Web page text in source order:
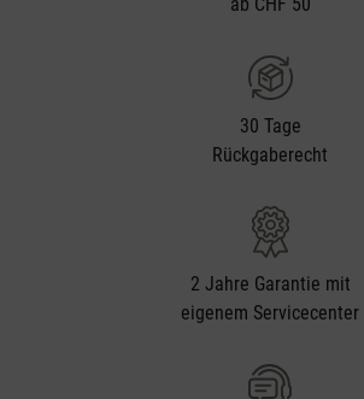
30 Tage
Rückgaberecht
2 Jahre Garantie mit
eigenem Servicecenter